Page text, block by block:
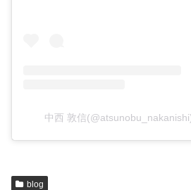
中西 敦信
blog